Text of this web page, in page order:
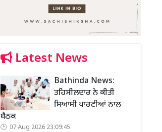
Latest News
Bathinda News:
ਤਹਿਸੀਲਦਾਰ ਨੇ ਕੀਤੀ
ਸਿਆਸੀ ਪਾਰਟੀਆਂ ਨਾਲ
ਬੈਠਕ
07 Aug 2026 23:09:45